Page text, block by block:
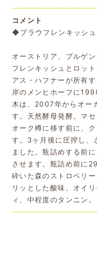
コメント
◆ブラウフレンキッシ
オーストリア、ブルゲ
フレンキッシュとロッ
アス・ハフナーが所有
岸のメンヒホーフに
木は、2007年からオー
す。天然酵母発酵。マ
オーク樽に移す前に、
す。3ヶ月後に圧搾し、
ました。瓶詰めする前
させます。瓶詰め前に
砕いた森のストロベリ
リッとした酸味。オイ
ィ、中程度のタンニン。